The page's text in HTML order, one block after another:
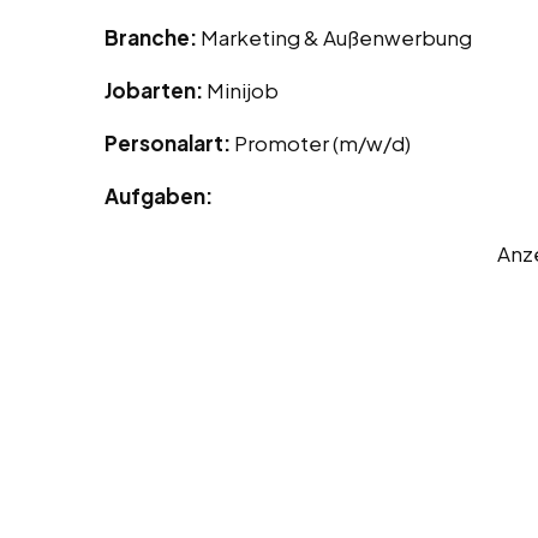
Branche: Marketing & Außenwerbung
Jobarten: Minijob
Personalart: Promoter (m/w/d)
Aufgaben: